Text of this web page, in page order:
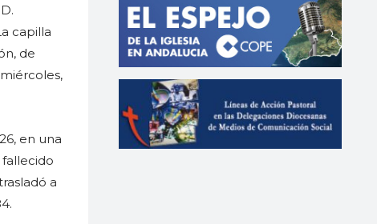
capilla
de
en una
a